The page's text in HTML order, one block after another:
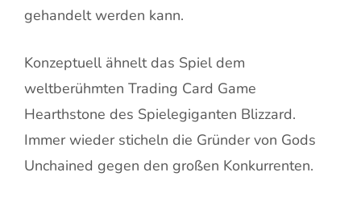
gehandelt werden kann.
Konzeptuell ähnelt das Spiel dem
weltberühmten Trading Card Game
Hearthstone des Spielegiganten Blizzard.
Immer wieder sticheln die Gründer von Gods
Unchained gegen den großen Konkurrenten.